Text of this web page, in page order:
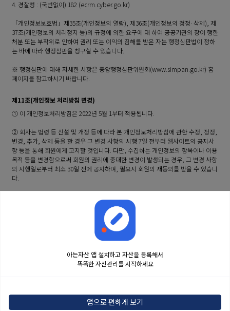
4. 경찰청 : (국번없이) 182 (ecrm.cyber.go.kr)
「개인정보보호법」제35조(개인정보의 열람), 제36조(개인정보의 정정·삭제), 제
37조(개인정보의 처리정지 등)의 규정에 의한 요구에 대 하여 공공기관의 장이 행한
처분 또는 부작위로 인하여 권리 또는 이익의 침해를 받은 자는 행정심판법이 정하
는 바에 따라 행정심판을 청구할 수 있습니다.
※ 행정심판에 대해 자세한 사항은 중앙행정심판위원회(www.simpan.go.kr) 홈
페이지를 참고하시기 바랍니다.
제11조(개인정보 처리방침 변경)
① 이 개인정보처리방침은 2022년 5월 1부터 적용됩니다.
② 회사는 법령 등 신설 및 개정 등에 따라 본 개인정보처리방침에 관한 수정, 정정,
변경, 추가, 삭제 등을 할 경우 그 변경 사항의 시행 7일 전부터 웹사이트의 공지사
항 등을 통해 회원에게 고지할 것입니다. 다만, 수집하는 개인정보의 항목이나 이용
목적 등을 변경함으로써 회원의 권리에 중대한 변경이 발생되는 경우, 그 변경 사항
의 시행일로부터 최소 30일 전에 공지하며, 필요시 회원의 재동의를 받을 수 있습니
다.
아는자산 앱 설치하고 자산을 등록해서
똑똑한 자산관리를 시작하세요
앱으로 편하게 보기
수 있습니다. 본 정보는 일반적인 시장 정보 제공을 위한 것이며 투자 권유 또는 자문에
해당하지 않습니다. 해당 정보로 인한 투자 결과에 법적인 책임을 지지 않으며, 투자